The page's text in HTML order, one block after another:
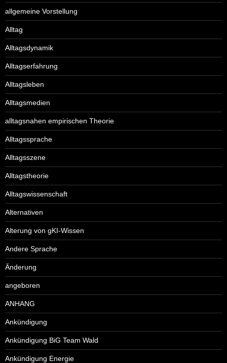
allgemeine Vorstellung
Alltag
Alltagsdynamik
Alltagserfahrung
Alltagsleben
Alltagsmedien
alltagsnahen empirischen Theorie
Alltagssprache
Alltagsszene
Alltagstheorie
Alltagswissenschaft
Alternativen
Alterung von gKI-Wissen
Andere Sprache
Änderung
angeboren
ANHANG
Ankündigung
Ankündigung BiG Team Wald
Ankündigung Energie